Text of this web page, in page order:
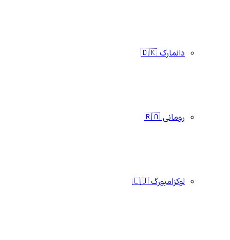
دانمارک 🇩🇰
رومانی 🇷🇴
لوکزامبورگ 🇱🇺